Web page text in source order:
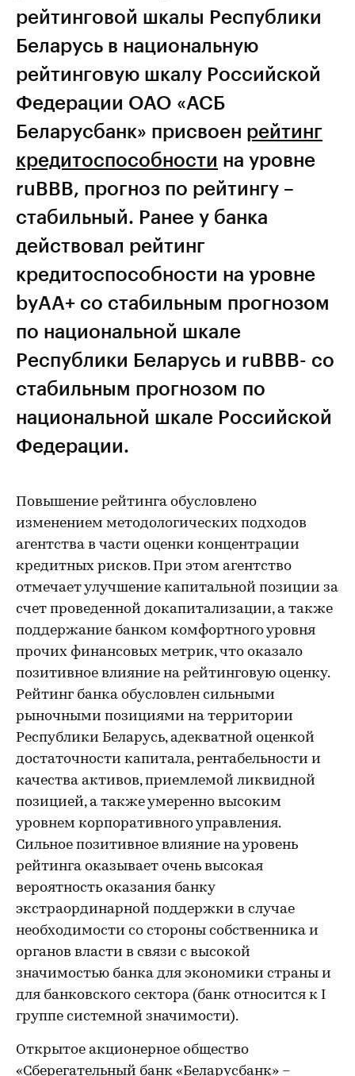
рейтинговой шкалы Республики
Беларусь в национальную
рейтинговую шкалу Российской
Федерации ОАО «АСБ
Беларусбанк» присвоен рейтинг
кредитоспособности на уровне
ruBBB, прогноз по рейтингу –
стабильный. Ранее у банка
действовал рейтинг
кредитоспособности на уровне
byAA+ со стабильным прогнозом
по национальной шкале
Республики Беларусь и ruBBB- со
стабильным прогнозом по
национальной шкале Российской
Федерации.
Повышение рейтинга обусловлено
изменением методологических подходов
агентства в части оценки концентрации
кредитных рисков. При этом агентство
отмечает улучшение капитальной позиции за
счет проведенной докапитализации, а также
поддержание банком комфортного уровня
прочих финансовых метрик, что оказало
позитивное влияние на рейтинговую оценку.
Рейтинг банка обусловлен сильными
рыночными позициями на территории
Республики Беларусь, адекватной оценкой
достаточности капитала, рентабельности и
качества активов, приемлемой ликвидной
позицией, а также умеренно высоким
уровнем корпоративного управления.
Сильное позитивное влияние на уровень
рейтинга оказывает очень высокая
вероятность оказания банку
экстраординарной поддержки в случае
необходимости со стороны собственника и
органов власти в связи с высокой
значимостью банка для экономики страны и
для банковского сектора (банк относится к I
группе системной значимости).
Открытое акционерное общество
«Сберегательный банк «Беларусбанк» –